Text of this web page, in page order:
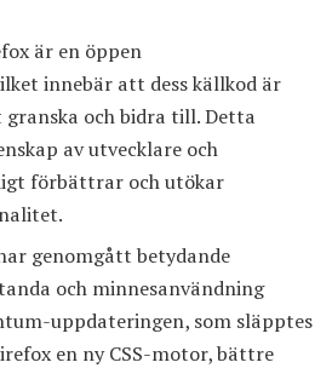
är en öppen
innebär att dess källkod är
och bidra till. Detta
av utvecklare och
förbättrar och utökar
genomgått betydande
och minnesanvändning
uppdateringen, som släpptes
en ny CSS-motor, bättre